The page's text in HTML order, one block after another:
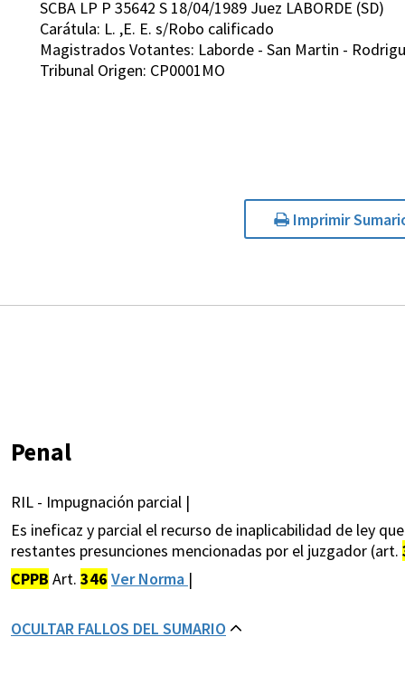
SCBA LP P 35642 S 18/04/1989 Juez LABORDE (SD)
Carátula: L. ,E. E. s/Robo calificado
Magistrados Votantes: Laborde - San Martin -
Tribunal Origen: CP0001MO
Imprimir
Penal
RIL - Impugnación parcial |
Es ineficaz y parcial el recurso de inaplicabilidad de ley
restantes presunciones mencionadas por el juzgador (art.
CPPB Art. 346 Ver Norma |
OCULTAR FALLOS DEL SUMARIO